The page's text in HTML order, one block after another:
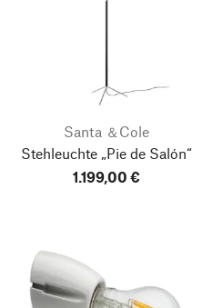
Santa ＆Cole
Stehleuchte „Pie de Salón“
1.199,00 €